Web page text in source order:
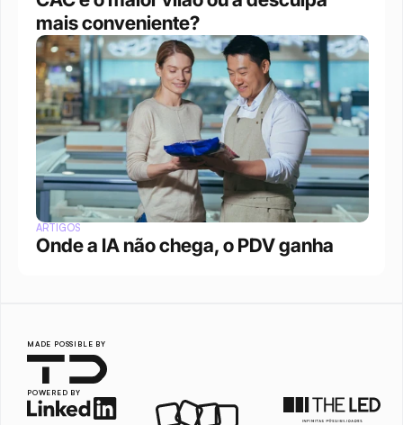
mais conveniente?
ARTIGOS
Onde a IA não chega, o PDV ganha
MADE POSSIBLE BY
POWERED BY